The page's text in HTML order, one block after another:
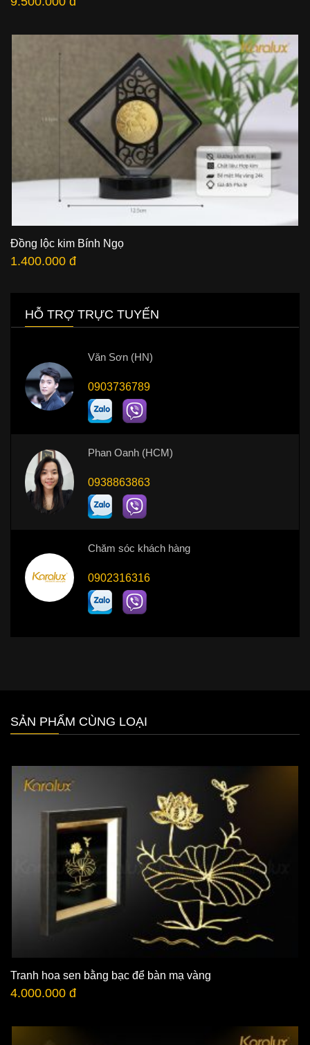
Đồng lộc kim Bính Ngọ
1.400.000 đ
HỖ TRỢ TRỰC TUYẾN
Văn Sơn (HN)
0903736789
Phan Oanh (HCM)
0938863863
Chăm sóc khách hàng
0902316316
SẢN PHẨM CÙNG LOẠI
Tranh hoa sen bằng bạc để bàn mạ vàng
4.000.000 đ